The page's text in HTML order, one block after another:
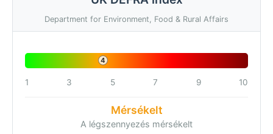
Department for Environment, Food & Rural Affairs
4
1 3 5 7 9 10
Mérsékelt
A légszennyezés mérsékelt